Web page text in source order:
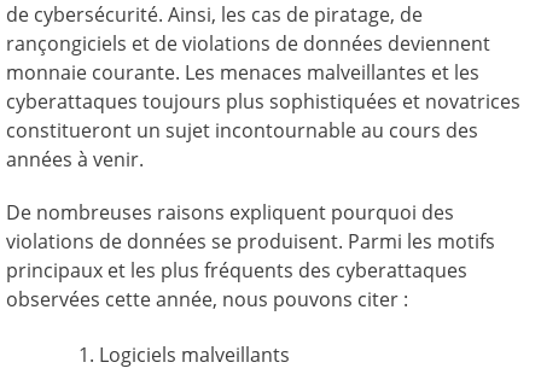
de cybersécurité. Ainsi, les cas de piratage, de
rançongiciels et de violations de données deviennent
monnaie courante. Les menaces malveillantes et les
cyberattaques toujours plus sophistiquées et novatrices
constitueront un sujet incontournable au cours des
années à venir.
De nombreuses raisons expliquent pourquoi des
violations de données se produisent. Parmi les motifs
principaux et les plus fréquents des cyberattaques
observées cette année, nous pouvons citer :
Logiciels malveillants